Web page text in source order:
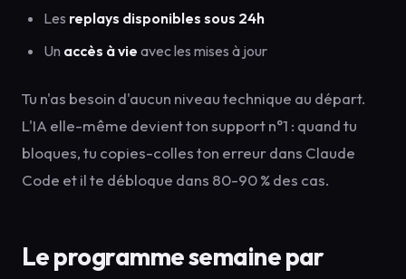
Les replays disponibles sous 24h
Un accès à vie avec les mises à jour
Tu n'as besoin d'aucun niveau technique au départ.
L'IA elle-même devient ton support n°1 : quand tu
bloques, tu copies-colles ton erreur dans Claude
Code et il te débloque dans 80-90 % des cas.
Le programme semaine par